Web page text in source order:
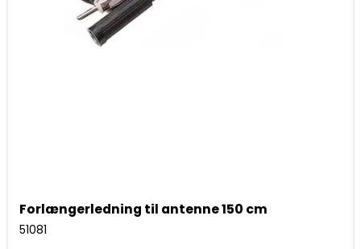
Forlængerledning til antenne 150 cm
51081